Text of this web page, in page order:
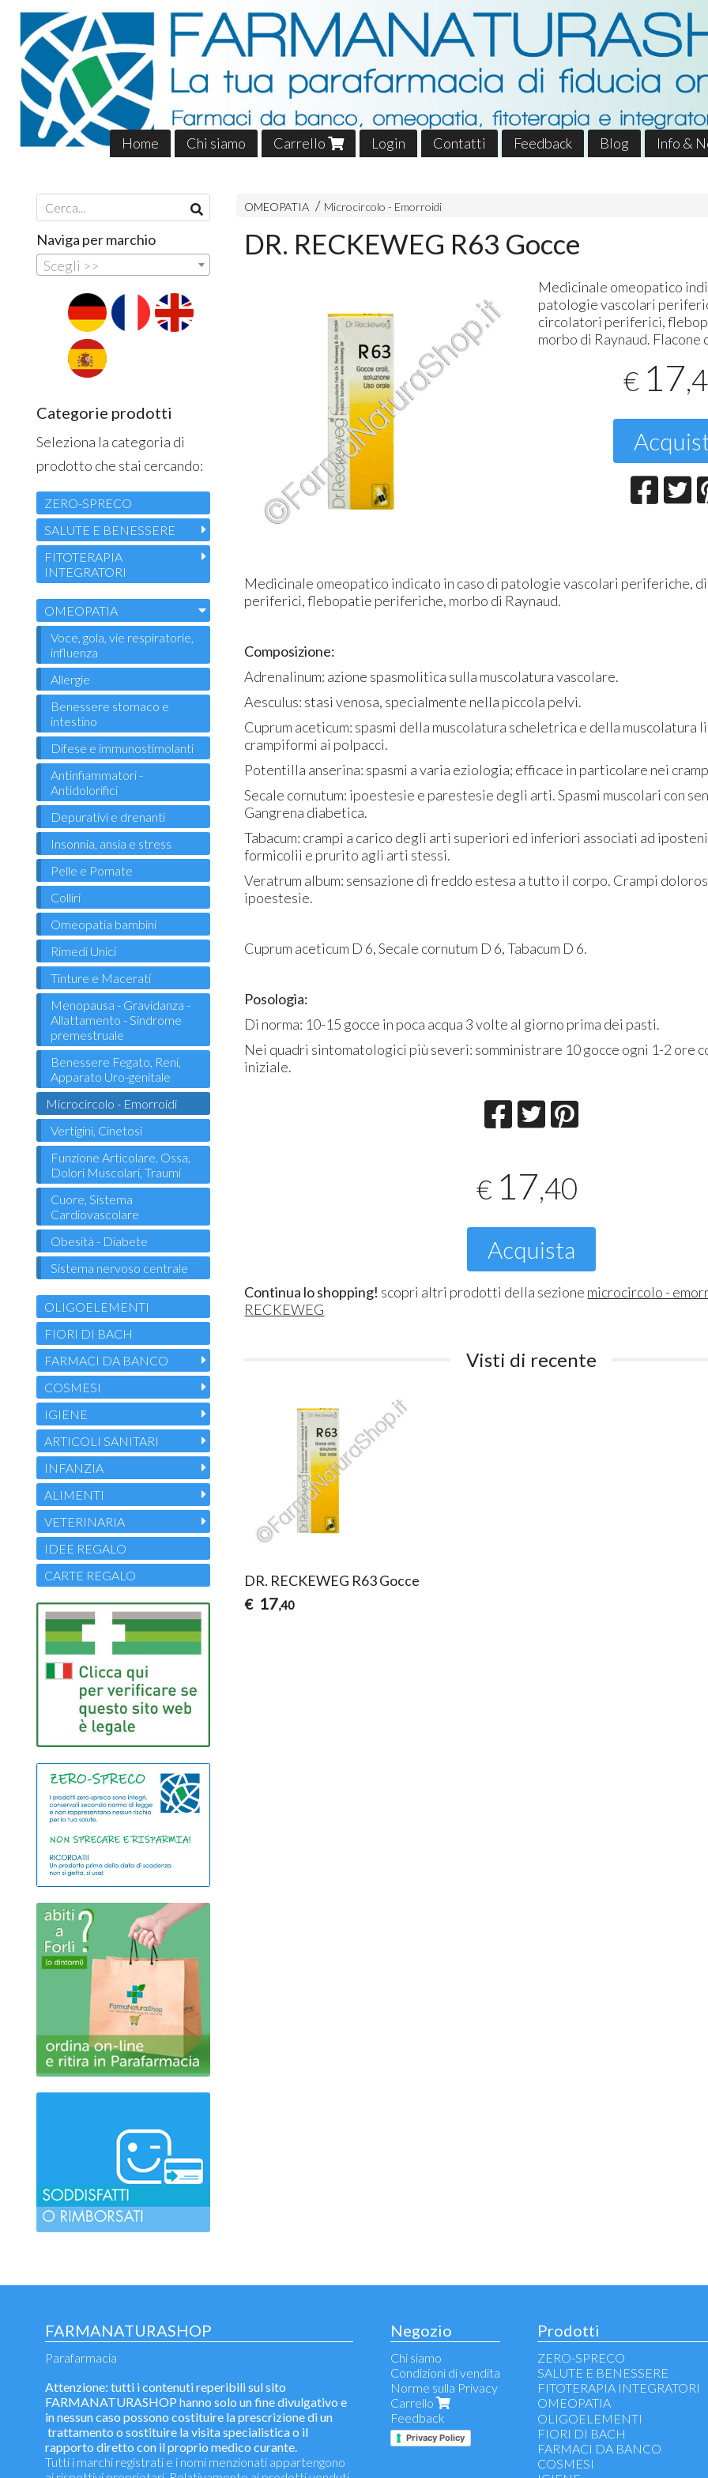
Home Chi siamo Carrello Login Contatti Feedback Blog Info &
OMEOPATIA Microcircolo - Emorroidi
DR. RECKEWEG R63 Gocce
Medicinale omeopatico
patologie vascolari
circolatori periferici,
morbo di Raynaud. Flacone
€ 17
Medicinale omeopatico indicato in caso di patologie vascolari periferiche,
periferici, flebopatie periferiche, morbo di Raynaud.
Composizione:
Adrenalinum: azione spasmolitica sulla muscolatura vascolare.
Aesculus: stasi venosa, specialmente nella piccola pelvi.
Cuprum aceticum: spasmi della muscolatura scheletrica e della muscolatura
crampiformi ai polpacci.
Potentilla anserina: spasmi a varia eziologia; efficace in particolare nei
Secale cornutum: ipoestesie e parestesie degli arti. Spasmi muscolari con
Gangrena diabetica.
Tabacum: crampi a carico degli arti superiori ed inferiori associati ad
formicolii e prurito agli arti stessi.
Veratrum album: sensazione di freddo estesa a tutto il corpo. Crampi
ipoestesie.
Cuprum aceticum D 6, Secale cornutum D 6, Tabacum D 6.
Posologia:
Di norma: 10-15 gocce in poca acqua 3 volte al giorno prima dei pasti.
Nei quadri sintomatologici più severi: somministrare 10 gocce ogni 1-2 ore
iniziale.
€ 17,40
Acquista
Continua lo shopping! scopri altri prodotti della sezione microcircolo -
RECKEWEG
Visti di recente
DR. RECKEWEG R63 Gocce
€ 17,40
Naviga per marchio
Scegli >>
Categorie prodotti
Seleziona la categoria di
prodotto che stai cercando:
ZERO-SPRECO
SALUTE E BENESSERE
FITOTERAPIA
INTEGRATORI
OMEOPATIA
Voce, gola, vie respiratorie,
influenza
Allergie
Benessere stomaco e
intestino
Difese e immunostimolanti
Antinfiammatori -
Antidolorifici
Depurativi e drenanti
Insonnia, ansia e stress
Pelle e Pomate
Colliri
Omeopatia bambini
Rimedi Unici
Tinture e Macerati
Menopausa - Gravidanza -
Allattamento - Sindrome
premestruale
Benessere Fegato, Reni,
Apparato Uro-genitale
Microcircolo - Emorroidi
Vertigini, Cinetosi
Funzione Articolare, Ossa,
Dolori Muscolari, Traumi
Cuore, Sistema
Cardiovascolare
Obesità - Diabete
Sistema nervoso centrale
OLIGOELEMENTI
FIORI DI BACH
FARMACI DA BANCO
COSMESI
IGIENE
ARTICOLI SANITARI
INFANZIA
ALIMENTI
VETERINARIA
IDEE REGALO
CARTE REGALO
FARMANATURASHOP
Parafarmacia
Attenzione: tutti i contenuti reperibili sul sito
FARMANATURASHOP hanno solo un fine divulgativo e
in nessun caso possono costituire la prescrizione di un
trattamento o sostituire la visita specialistica o il
rapporto diretto con il proprio medico curante.
Tutti i marchi registrati e i nomi menzionati appartengono
Negozio
Chi siamo
Condizioni di vendita
Norme sulla Privacy
Carrello
Feedback
Privacy Policy
Prodotti
ZERO-SPRECO
SALUTE E BENESSERE
FITOTERAPIA INTEGRATORI
OMEOPATIA
Voce, gola, vie respiratorie,
Allergie
Benessere stomaco e intestino
Difese e immunostimolanti
OLIGOELEMENTI
FIORI DI BACH
FARMACI DA BANCO
COSMESI